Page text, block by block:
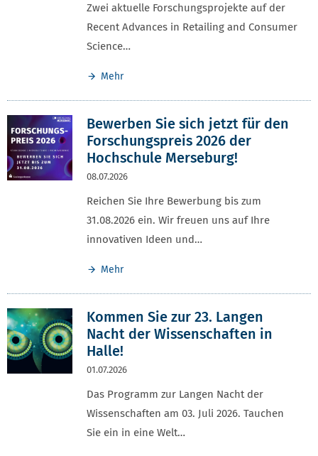
Zwei aktuelle Forschungsprojekte auf der
Recent Advances in Retailing and Consumer
Science…
Mehr
Bewerben Sie sich jetzt für den
Forschungspreis 2026 der
Hochschule Merseburg!
08.07.2026
Reichen Sie Ihre Bewerbung bis zum
31.08.2026 ein. Wir freuen uns auf Ihre
innovativen Ideen und…
Mehr
Kommen Sie zur 23. Langen
Nacht der Wissenschaften in
Halle!
01.07.2026
Das Programm zur Langen Nacht der
Wissenschaften am 03. Juli 2026. Tauchen
Sie ein in eine Welt…